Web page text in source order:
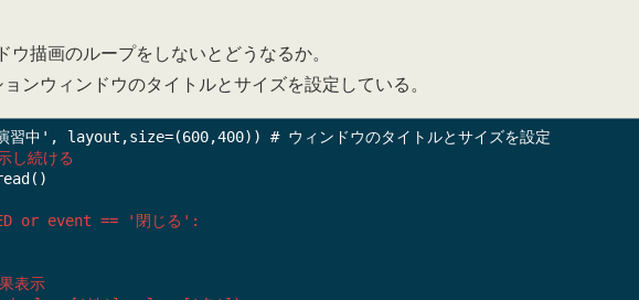
描画のループをしないとどうなるか。
ンウィンドウのタイトルとサイズを設定している。
続ける